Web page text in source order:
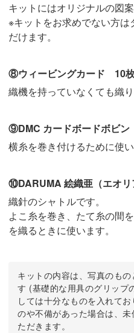
キットにはオリジナルの図
※キットをお求めでない方
だけます。
⑧ウィービングカード 10
織機を持っていなくても織
⑨DMC カードボードボビン
横糸を巻き付けるために使い
⑩DARUMA 絵織亜（エオ
織針のシャトルです。
よこ糸を巻き、たて糸の間
を織るときに使います。
キットの内容は、写真のも
す (基礎的な用具のグリップ
しては十分なものを入れて
のや不備があった場合は、
ただきます。